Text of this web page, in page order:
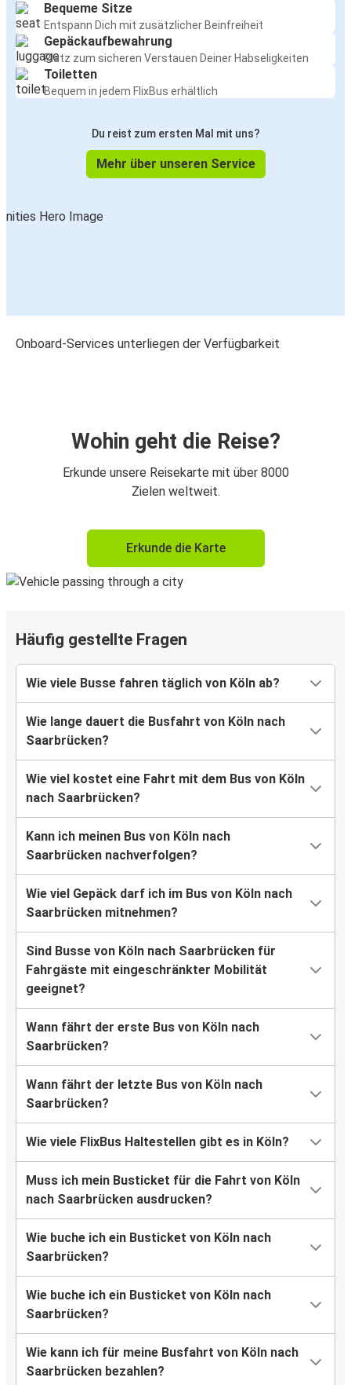
Bequeme Sitze
Entspann Dich mit zusätzlicher Beinfreiheit
Gepäckaufbewahrung
Platz zum sicheren Verstauen Deiner Habseligkeiten
Toiletten
Bequem in jedem FlixBus erhältlich
Du reist zum ersten Mal mit uns?
Mehr über unseren Service
Onboard-Services unterliegen der Verfügbarkeit
Wohin geht die Reise?
Erkunde unsere Reisekarte mit über 8000
Zielen weltweit.
Erkunde die Karte
Häufig gestellte Fragen
Wie viele Busse fahren täglich von Köln ab?
Wie lange dauert die Busfahrt von Köln nach
Saarbrücken?
Wie viel kostet eine Fahrt mit dem Bus von Köln
nach Saarbrücken?
Kann ich meinen Bus von Köln nach
Saarbrücken nachverfolgen?
Wie viel Gepäck darf ich im Bus von Köln nach
Saarbrücken mitnehmen?
Sind Busse von Köln nach Saarbrücken für
Fahrgäste mit eingeschränkter Mobilität
geeignet?
Wann fährt der erste Bus von Köln nach
Saarbrücken?
Wann fährt der letzte Bus von Köln nach
Saarbrücken?
Wie viele FlixBus Haltestellen gibt es in Köln?
Muss ich mein Busticket für die Fahrt von Köln
nach Saarbrücken ausdrucken?
Wie buche ich ein Busticket von Köln nach
Saarbrücken?
Wie buche ich ein Busticket von Köln nach
Saarbrücken?
Wie kann ich für meine Busfahrt von Köln nach
Saarbrücken bezahlen?